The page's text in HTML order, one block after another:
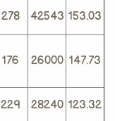
278 42543 153.03
176 26000 147.73
229 28240 123.32